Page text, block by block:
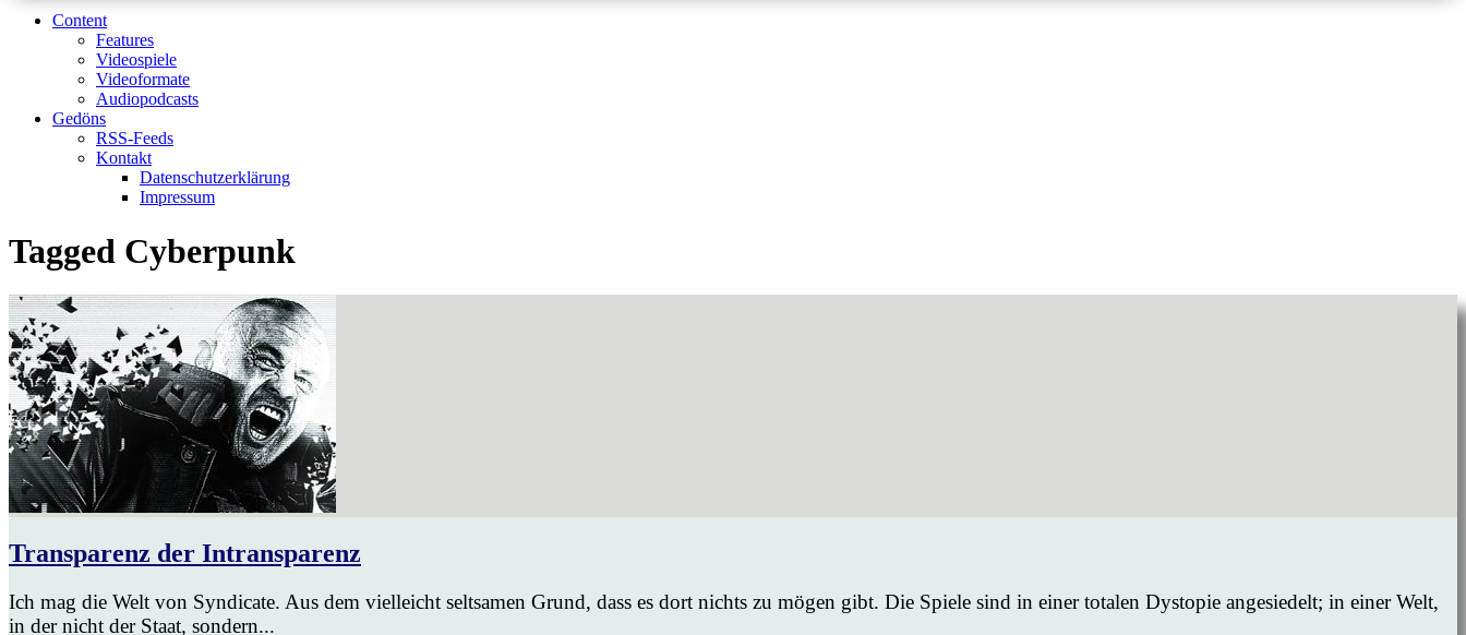
Content
Features
Videospiele
Videoformate
Audiopodcasts
Gedöns
RSS-Feeds
Kontakt
Datenschutzerklärung
Impressum
Tagged Cyberpunk
Transparenz der Intransparenz
Ich mag die Welt von Syndicate. Aus dem vielleicht seltsamen Grund, dass es dort nichts zu mögen gibt. Die Spiele sind in einer totalen Dystopie angesiedelt; in einer Welt,
in der nicht der Staat, sondern...